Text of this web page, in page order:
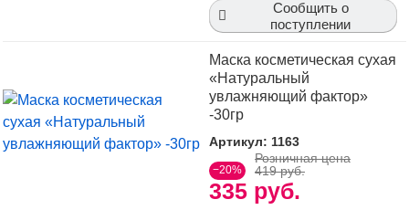
Сообщить о
поступлении
Маска косметическая сухая
«Натуральный
увлажняющий фактор»
-30гр
Артикул: 1163
−20%
335 руб.
Розничная цена
419 руб.